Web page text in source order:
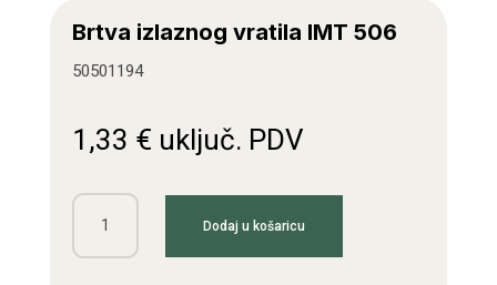
Brtva izlaznog vratila IMT 506
50501194
1,33 € uključ. PDV
Brtva
izlaznog
Dodaj u košaricu